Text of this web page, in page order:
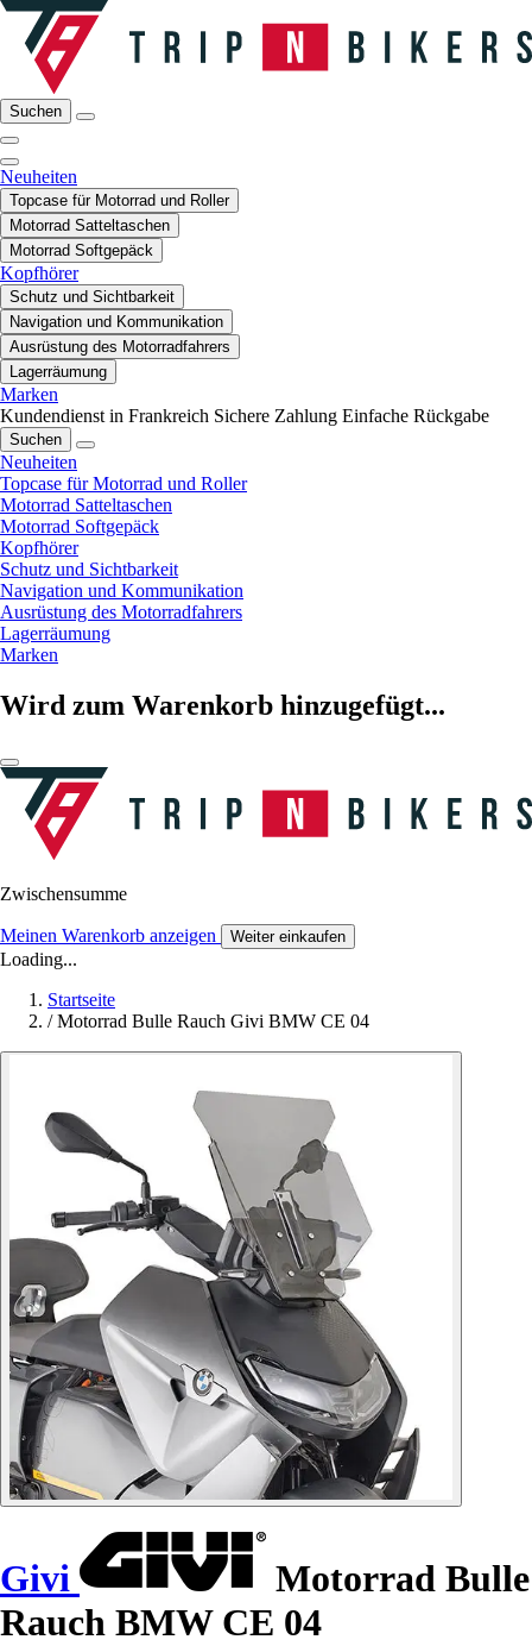
Suchen
Neuheiten
Topcase für Motorrad und Roller
Motorrad Satteltaschen
Motorrad Softgepäck
Kopfhörer
Schutz und Sichtbarkeit
Navigation und Kommunikation
Ausrüstung des Motorradfahrers
Lagerräumung
Marken
Kundendienst in Frankreich Sichere Zahlung Einfache Rückgabe
Suchen
Neuheiten
Topcase für Motorrad und Roller
Motorrad Satteltaschen
Motorrad Softgepäck
Kopfhörer
Schutz und Sichtbarkeit
Navigation und Kommunikation
Ausrüstung des Motorradfahrers
Lagerräumung
Marken
Wird zum Warenkorb hinzugefügt...
Zwischensumme
Meinen Warenkorb anzeigen Weiter einkaufen
Loading...
Startseite
/ Motorrad Bulle Rauch Givi BMW CE 04
Givi
Motorrad Bulle
Rauch BMW CE 04